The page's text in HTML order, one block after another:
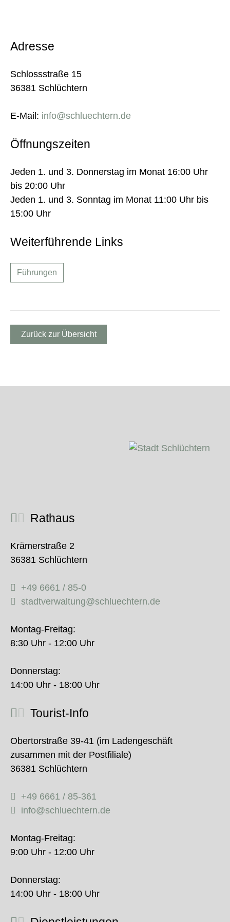
Adresse
Schlossstraße 15
36381 Schlüchtern
E-Mail: info@schluechtern.de
Öffnungszeiten
Jeden 1. und 3. Donnerstag im Monat 16:00 Uhr
bis 20:00 Uhr
Jeden 1. und 3. Sonntag im Monat 11:00 Uhr bis
15:00 Uhr
Weiterführende Links
Führungen
Zurück zur Übersicht
Rathaus
Krämerstraße 2
36381 Schlüchtern
+49 6661 / 85-0
stadtverwaltung@schluechtern.de
Montag-Freitag:
8:30 Uhr - 12:00 Uhr
Donnerstag:
14:00 Uhr - 18:00 Uhr
Tourist-Info
Obertorstraße 39-41 (im Ladengeschäft
zusammen mit der Postfiliale)
36381 Schlüchtern
+49 6661 / 85-361
info@schluechtern.de
Montag-Freitag:
9:00 Uhr - 12:00 Uhr
Donnerstag:
14:00 Uhr - 18:00 Uhr